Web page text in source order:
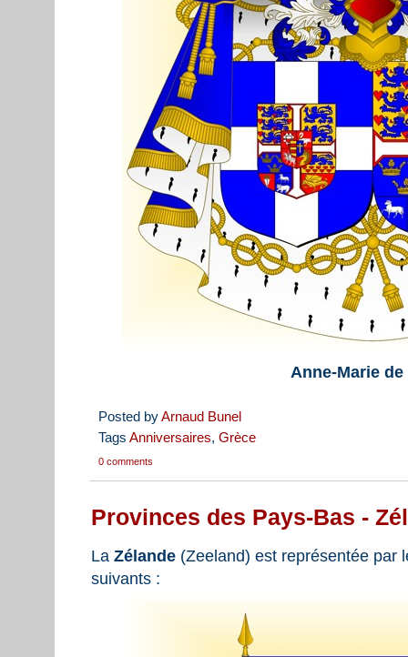
Anne-Marie de
Posted byArnaud Bunel
Tags Anniversaires, Grèce
0 comments
Provinces des Pays-Bas -
La Zélande (Zeeland) est représentée par
suivants :